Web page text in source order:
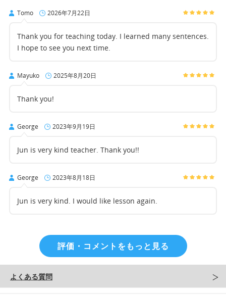
Tomo 2026年7月22日
Thank you for teaching today. I learned many sentences.
I hope to see you next time.
Mayuko 2025年8月20日
Thank you!
George 2023年9月19日
Jun is very kind teacher. Thank you!!
George 2023年8月18日
Jun is very kind. I would like lesson again.
評価・コメントをもっと見る
よくある質問